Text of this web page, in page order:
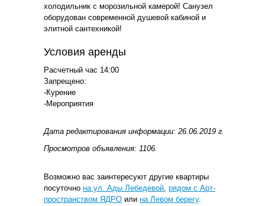
холодильник с морозильной камерой! Санузел
оборудован современной душевой кабиной и
элитной сантехникой!
Условия аренды
Расчетный час 14:00
Запрещено:
-Курение
-Мероприятия
Дата редактирования информации: 26.06.2019 г.
Просмотров объявления: 1106.
Возможно вас заинтересуют другие квартиры
посуточно на ул. Ады Лебедевой рядом с Арт-
пространством ЯДРО или на Левом берегу.